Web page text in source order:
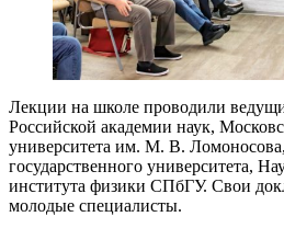
Лекции на школе проводили
Российской академии наук,
университета им. М. В.
государственного университета,
института физики СПбГУ. Свои
молодые специалисты.